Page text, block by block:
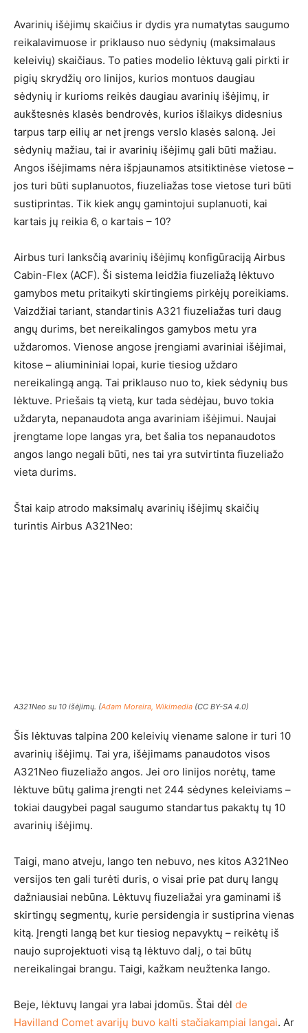
Avarinių išėjimų skaičius ir dydis yra numatytas saugumo
reikalavimuose ir priklauso nuo sėdynių (maksimalaus
keleivių) skaičiaus. To paties modelio lėktuvą gali pirkti ir
pigių skrydžių oro linijos, kurios montuos daugiau
sėdynių ir kurioms reikės daugiau avarinių išėjimų, ir
aukštesnės klasės bendrovės, kurios išlaikys didesnius
tarpus tarp eilių ar net įrengs verslo klasės saloną. Jei
sėdynių mažiau, tai ir avarinių išėjimų gali būti mažiau.
Angos išėjimams nėra išpjaunamos atsitiktinėse vietose –
jos turi būti suplanuotos, fiuzeliažas tose vietose turi būti
sustiprintas. Tik kiek angų gamintojui suplanuoti, kai
kartais jų reikia 6, o kartais – 10?
Airbus turi lanksčią avarinių išėjimų konfigūraciją Airbus
Cabin-Flex (ACF). Ši sistema leidžia fiuzeliažą lėktuvo
gamybos metu pritaikyti skirtingiems pirkėjų poreikiams.
Vaizdžiai tariant, standartinis A321 fiuzeliažas turi daug
angų durims, bet nereikalingos gamybos metu yra
uždaromos. Vienose angose įrengiami avariniai išėjimai,
kitose – aliumininiai lopai, kurie tiesiog uždaro
nereikalingą angą. Tai priklauso nuo to, kiek sėdynių bus
lėktuve. Priešais tą vietą, kur tada sėdėjau, buvo tokia
uždaryta, nepanaudota anga avariniam išėjimui. Naujai
įrengtame lope langas yra, bet šalia tos nepanaudotos
angos lango negali būti, nes tai yra sutvirtinta fiuzeliažo
vieta durims.
Štai kaip atrodo maksimalų avarinių išėjimų skaičių
turintis Airbus A321Neo:
A321Neo su 10 išėjimų. (Adam Moreira, Wikimedia (CC BY-SA 4.0)
Šis lėktuvas talpina 200 keleivių viename salone ir turi 10
avarinių išėjimų. Tai yra, išėjimams panaudotos visos
A321Neo fiuzeliažo angos. Jei oro linijos norėtų, tame
lėktuve būtų galima įrengti net 244 sėdynes keleiviams –
tokiai daugybei pagal saugumo standartus pakaktų tų 10
avarinių išėjimų.
Taigi, mano atveju, lango ten nebuvo, nes kitos A321Neo
versijos ten gali turėti duris, o visai prie pat durų langų
dažniausiai nebūna. Lėktuvų fiuzeliažai yra gaminami iš
skirtingų segmentų, kurie persidengia ir sustiprina vienas
kitą. Įrengti langą bet kur tiesiog nepavyktų – reikėtų iš
naujo suprojektuoti visą tą lėktuvo dalį, o tai būtų
nereikalingai brangu. Taigi, kažkam neužtenka lango.
Beje, lėktuvų langai yra labai įdomūs. Štai dėl de
Havilland Comet avarijų buvo kalti stačiakampiai langai. Ar